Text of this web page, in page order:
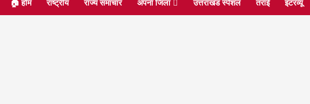
🏠 होम राष्ट्रीय राज्य समाचार अपना जिला उत्तराखंड स्पेशल तराई इंटरव्यू